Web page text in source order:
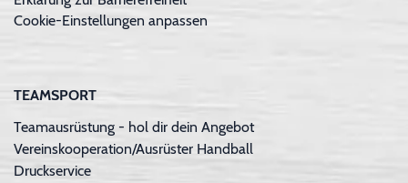
Cookie-Einstellungen anpassen
TEAMSPORT
Teamausrüstung - hol dir dein Angebot
Vereinskooperation/Ausrüster Handball
Druckservice